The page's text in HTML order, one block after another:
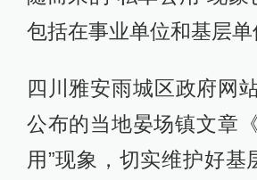
包括在事业单位和基层单
四川雅安雨城区政府网
公布的当地晏场镇文章
用”现象，切实维护好基